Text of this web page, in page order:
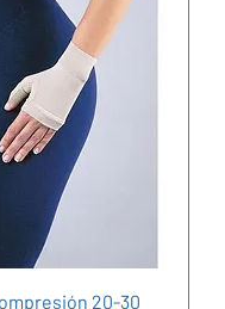
20-30